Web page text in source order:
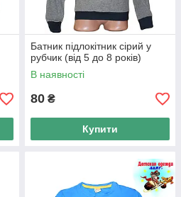
—
втрачають
прання.
—
дизайн
малюка.
свята.
Батник підлокітник сірий у
рубчик (від 5 до 8 років)
В наявності
80 ₴
Купити